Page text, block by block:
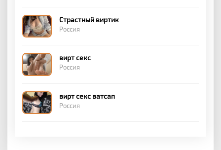
Страстный виртик
Россия
вирт секс
Россия
вирт секс ватсап
Россия